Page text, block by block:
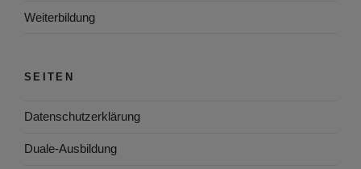
Weiterbildung
SEITEN
Datenschutzerklärung
Duale-Ausbildung